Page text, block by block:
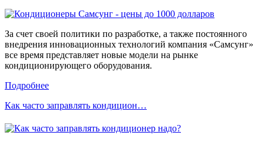
За счет своей политики по разработке, а также постоянного
внедрения инновационных технологий компания «Самсунг»
все время представляет новые модели на рынке
кондиционирующего оборудования.
Подробнее
Как часто заправлять кондицион…